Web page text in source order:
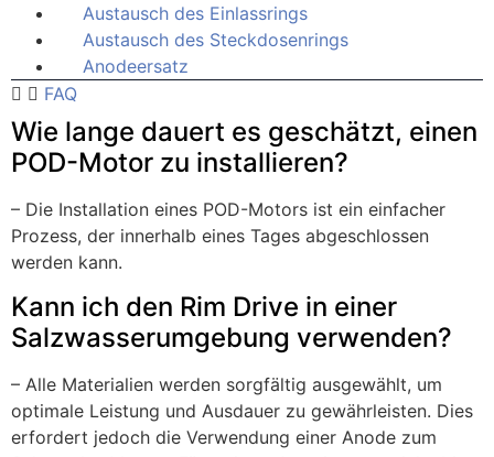
Austausch des Einlassrings
Austausch des Steckdosenrings
Anodeersatz
FAQ
Wie lange dauert es geschätzt, einen
POD-Motor zu installieren?
– Die Installation eines POD-Motors ist ein einfacher
Prozess, der innerhalb eines Tages abgeschlossen
werden kann.
Kann ich den Rim Drive in einer
Salzwasserumgebung verwenden?
– Alle Materialien werden sorgfältig ausgewählt, um
optimale Leistung und Ausdauer zu gewährleisten. Dies
erfordert jedoch die Verwendung einer Anode zum